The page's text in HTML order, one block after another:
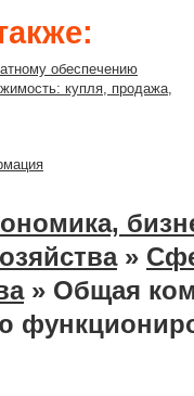
обеспечению
купля, продажа,
»
» Общая